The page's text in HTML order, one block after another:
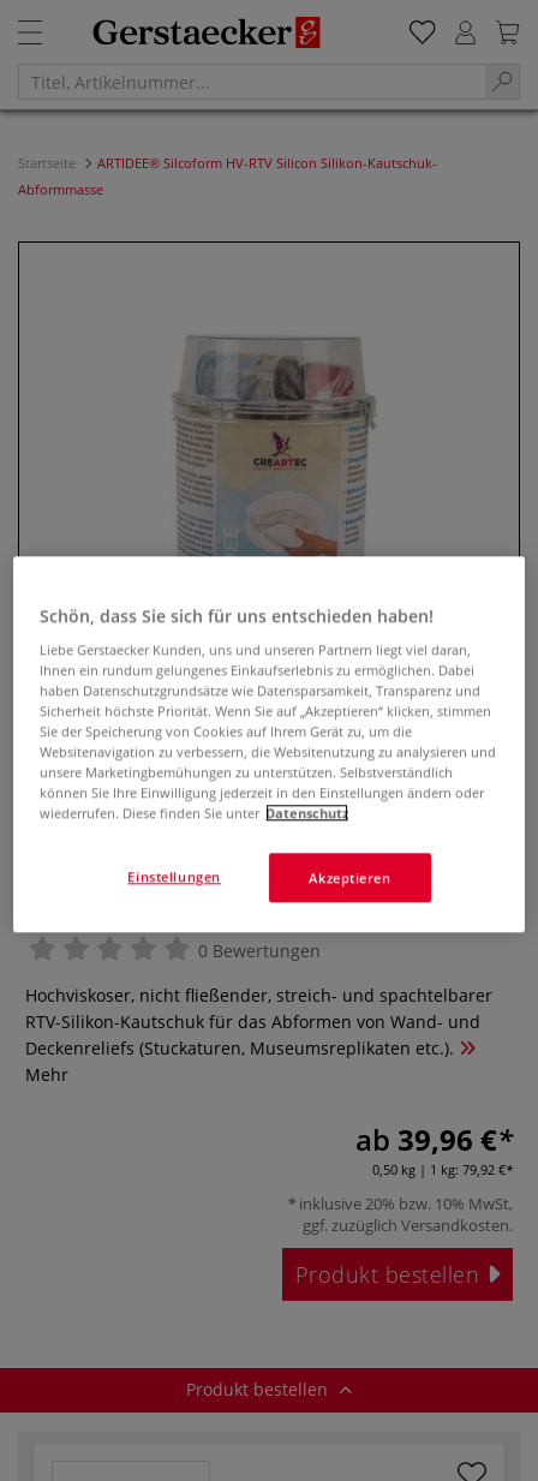
Startseite
ARTIDEE® Silcoform HV-RTV Silicon Silikon-Kautschuk-
Abformmasse
Silicon Silikon-Kautschuk-
0 Bewertungen
Hochviskoser, nicht fließender, streich- und spachtelbarer
RTV-Silikon-Kautschuk für das Abformen von Wand- und
Deckenreliefs (Stuckaturen, Museumsreplikaten etc.).
Mehr
ab 39,96 €
0,50 kg | 1 kg: 79,92 €
inklusive 20% bzw. 10% MwSt,
ggf. zuzüglich Versandkosten.
Produkt bestellen
Produkt bestellen
Schön, dass Sie sich für uns entschieden haben!
Liebe Gerstaecker Kunden, uns und unseren Partnern liegt viel daran,
Ihnen ein rundum gelungenes Einkaufserlebnis zu ermöglichen. Dabei
haben Datenschutzgrundsätze wie Datensparsamkeit, Transparenz und
Sicherheit höchste Priorität. Wenn Sie auf „Akzeptieren“ klicken, stimmen
Sie der Speicherung von Cookies auf Ihrem Gerät zu, um die
Websitenavigation zu verbessern, die Websitenutzung zu analysieren und
unsere Marketingbemühungen zu unterstützen. Selbstverständlich
können Sie Ihre Einwilligung jederzeit in den Einstellungen ändern oder
wiederrufen. Diese finden Sie unter Datenschutz
Akzeptieren
Einstellungen